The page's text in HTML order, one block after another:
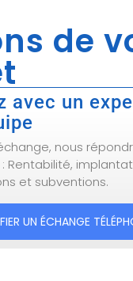
de
avec un
nous
Rentabilité,
et subventions.
UN ÉCHANGE